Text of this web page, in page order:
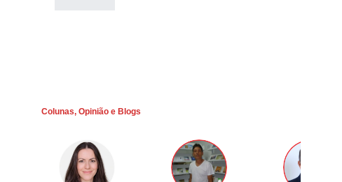
Colunas, Opinião e Blogs